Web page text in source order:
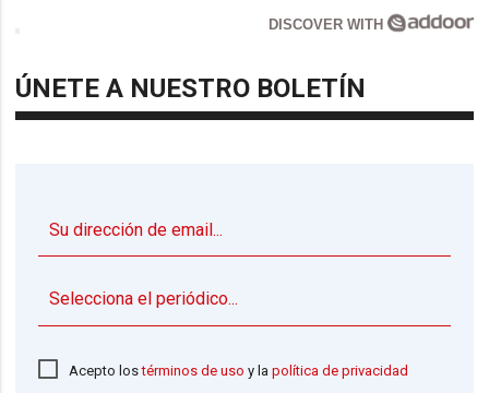
DISCOVER WITH
ÚNETE A NUESTRO BOLETÍN
Acepto lostérminos de uso y lapolítica de privacidad